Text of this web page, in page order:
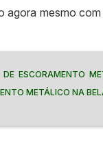
agora mesmo
DE ESCORAMENTO
METÁLICO NA